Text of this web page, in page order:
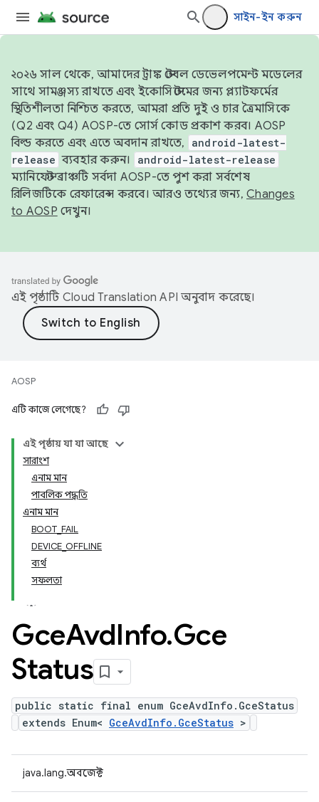
সাইন-ইন করুন
২০২৬ সাল থেকে, আমাদের ট্রাঙ্ক স্টেবল ডেভেলপমেন্ট মডেলের
সাথে সামঞ্জস্য রাখতে এবং ইকোসিস্টেমের জন্য প্ল্যাটফর্মের
স্থিতিশীলতা নিশ্চিত করতে, আমরা প্রতি দুই ও চার ত্রৈমাসিকে
(Q2 এবং Q4) AOSP-তে সোর্স কোড প্রকাশ করব। AOSP
বিল্ড করতে এবং এতে অবদান রাখতে,
android-latest-
release ব্যবহার করুন। android-latest-release
ম্যানিফেস্ট ব্রাঞ্চটি সর্বদা AOSP-তে পুশ করা সর্বশেষ
রিলিজটিকে রেফারেন্স করবে। আরও তথ্যের জন্য, Changes
to AOSP দেখুন।
এই পৃষ্ঠাটি Cloud Translation API অনুবাদ করেছে।
AOSP
এটি কাজে লেগেছে?
এই পৃষ্ঠায় যা যা আছে
সারাংশ
এনাম মান
পাবলিক পদ্ধতি
এনাম মান
BOOT_FAIL
DEVICE_OFFLINE
ব্যর্থ
সফলতা
GceAvdInfo.Gce
Status
public static final enum GceAvdInfo.GceStatus
extends Enum< GceAvdInfo.GceStatus >
java.lang.অবজেক্ট